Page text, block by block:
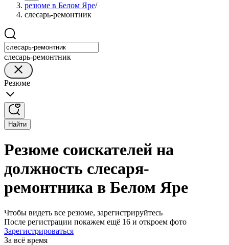
резюме в Белом Яре/
слесарь-ремонтник
слесарь-ремонтник
Резюме
Найти
Резюме соискателей на
должность слесаря-
ремонтника в Белом Яре
Чтобы видеть все резюме, зарегистрируйтесь
После регистрации покажем ещё 16 и откроем фото
Зарегистрироваться
За всё время